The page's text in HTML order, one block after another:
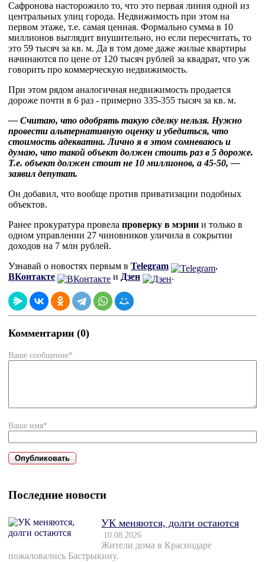
Сафронова насторожило то, что это первая линия одной из
центральных улиц города. Недвижимость при этом на
первом этаже, т.е. самая ценная. Формально сумма в 10
миллионов выглядит внушительно, но если пересчитать, то
это 59 тысяч за кв. м. Да в том доме даже жилые квартиры
начинаются по цене от 120 тысяч рублей за квадрат, что уж
говорить про коммерческую недвижимость.
При этом рядом аналогичная недвижимость продается
дороже почти в 6 раз - примерно 335-355 тысяч за кв. м.
— Считаю, что одобрять такую сделку нельзя. Нужно
провести альтернативную оценку и убедиться, что
стоимость адекватна. Лично я в этом сомневаюсь и
думаю, что такой объект должен стоить раз в 5 дороже.
Т.е. объект должен стоит не 10 миллионов, а 45-50, —
заявил депутат.
Он добавил, что вообще против приватизации подобных
объектов.
Ранее прокуратура провела проверку в мэрии и только в
одном управлении 27 чиновников уличила в сокрытии
доходов на 7 млн рублей.
Узнавай о новостях первым в Telegram
,
ВКонтакте
и Дзен .
Комментарии (0)
Ваше сообщение*
Ваше имя*
Последние новости
УК меняются, долги остаются
10.08.2026
Жители дома в Краснодаре
пожаловались Бастрыкину.